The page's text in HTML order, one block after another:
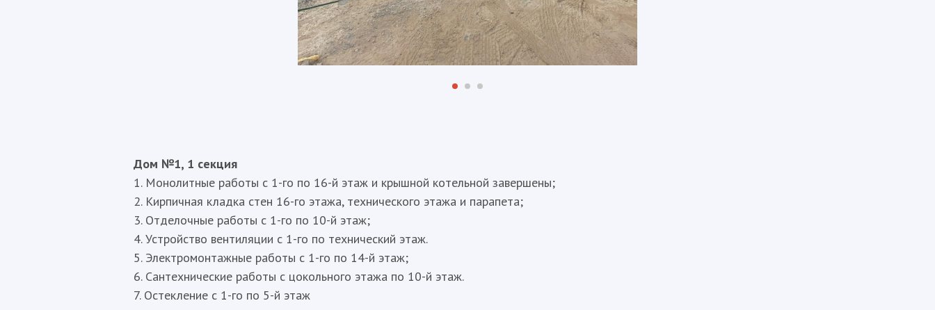
Дом №1, 1 секция
1. Монолитные работы с 1-го по 16-й этаж и крышной котельной завершены;
2. Кирпичная кладка стен 16-го этажа, технического этажа и парапета;
3. Отделочные работы с 1-го по 10-й этаж;
4. Устройство вентиляции с 1-го по технический этаж.
5. Электромонтажные работы с 1-го по 14-й этаж;
6. Сантехнические работы с цокольного этажа по 10-й этаж.
7. Остекление с 1-го по 5-й этаж